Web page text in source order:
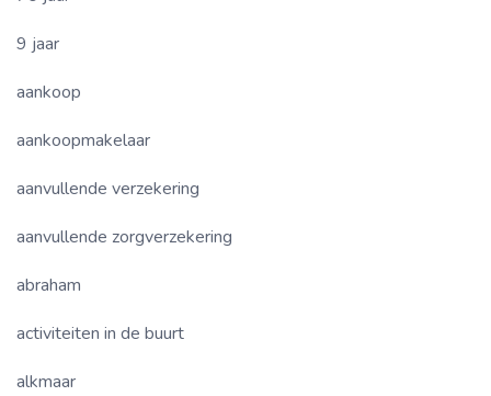
9 jaar
aankoop
aankoopmakelaar
aanvullende verzekering
aanvullende zorgverzekering
abraham
activiteiten in de buurt
alkmaar